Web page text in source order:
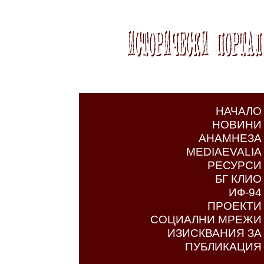
НАЧАЛО
НОВИНИ
АНАМНЕЗА
MEDIAEVALIA
РЕСУРСИ
БГ КЛИО
ИФ-94
ПРОЕКТИ
СОЦИАЛНИ МРЕЖИ
ИЗИСКВАНИЯ ЗА
ПУБЛИКАЦИЯ